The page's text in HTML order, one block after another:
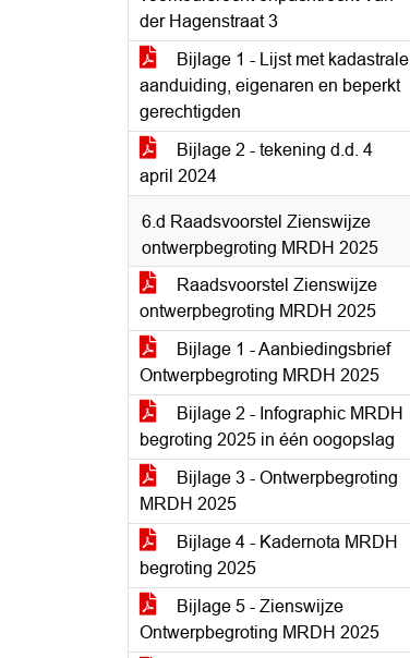
der Hagenstraat 3
Bijlage 1 - Lijst met kadastrale
aanduiding, eigenaren en beperkt
gerechtigden
Bijlage 2 - tekening d.d. 4
april 2024
6.d Raadsvoorstel Zienswijze
ontwerpbegroting MRDH 2025
Raadsvoorstel Zienswijze
ontwerpbegroting MRDH 2025
Bijlage 1 - Aanbiedingsbrief
Ontwerpbegroting MRDH 2025
Bijlage 2 - Infographic MRDH
begroting 2025 in één oogopslag
Bijlage 3 - Ontwerpbegroting
MRDH 2025
Bijlage 4 - Kadernota MRDH
begroting 2025
Bijlage 5 - Zienswijze
Ontwerpbegroting MRDH 2025